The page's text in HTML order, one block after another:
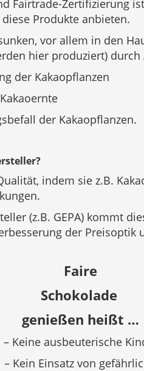
Fairtrade-Zertifizierung
Produkte anbieten.
vor allem in den
hier produziert)
der Kakaopflanzen
der Kakaopflanzen.
indem sie z.B.
(z.B. GEPA) kommt
der
Faire
Schokolade
genießen heißt …
ausbeuterische
von